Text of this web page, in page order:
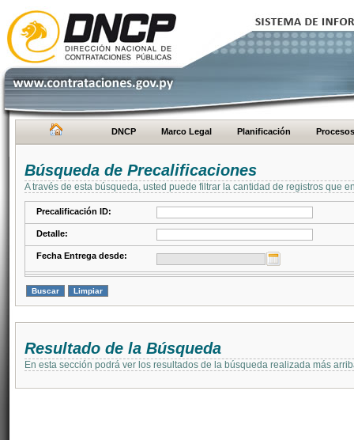
DNCP Marco Legal Planificación Procesos
Búsqueda de Precalificaciones
A través de esta búsqueda, usted puede filtrar la cantidad de registros que
Precalificación ID:
Detalle:
Fecha Entrega desde:
Resultado de la Búsqueda
En esta sección podrá ver los resultados de la búsqueda realizada más